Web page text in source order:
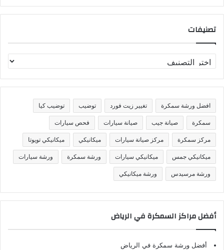
تصنيفات
ص
ن
ف
ا
افضل ورشة سمكرة تغيير زيت فورد توضيب توضيب كيا
سمكرة صيانة جيب صيانة سيارات فحص سيارات
مركز سمكرة مركز صيانة سيارات ميكانيكي ميكانيكي تويوتا
ميكانيكي جمس ميكانيكي سيارات ورشة سمكرة ورشة سيارات
ورشة مرسيدس ورشة ميكانيكي
أفضل مراكز السمكرة في الرياض
أفضل ورشة سمكرة في الرياض